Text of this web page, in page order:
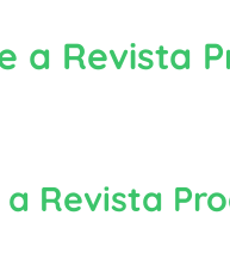
a Revista
Revista